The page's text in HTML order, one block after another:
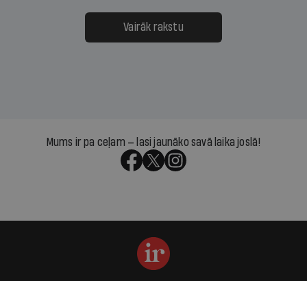
Vairāk rakstu
Mums ir pa ceļam — lasi jaunāko savā laika joslā!